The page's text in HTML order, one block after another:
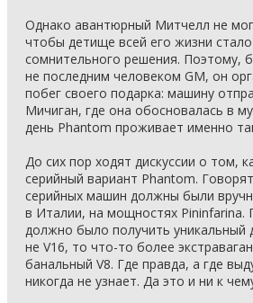
Однако авантюрный Митчелл не
чтобы детище всей его жизни
сомнительного решения. Поэтому,
не последним человеком GM, он
побег своего подарка: машину
Мичиган, где она обосновалась в
день Phantom проживает именно
До сих пор ходят дискуссии о том,
серийный вариант Phantom.
серийных машин должны были
в Италии, на мощностях Pininfarina.
должно было получить уникальный
не V16, то что-то более
банальный V8. Где правда, а где
никогда не узнает. Да это и ни к